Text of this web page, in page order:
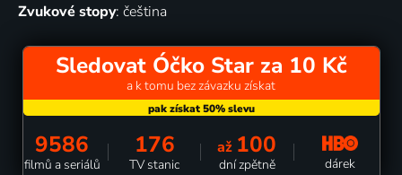
Zvukové stopy: čeština
Sledovat Óčko Star za 10 Kč
a k tomu bez závazku získat
9586
filmů a seriálů
176
TV stanic
až 100
dní zpětně dárek